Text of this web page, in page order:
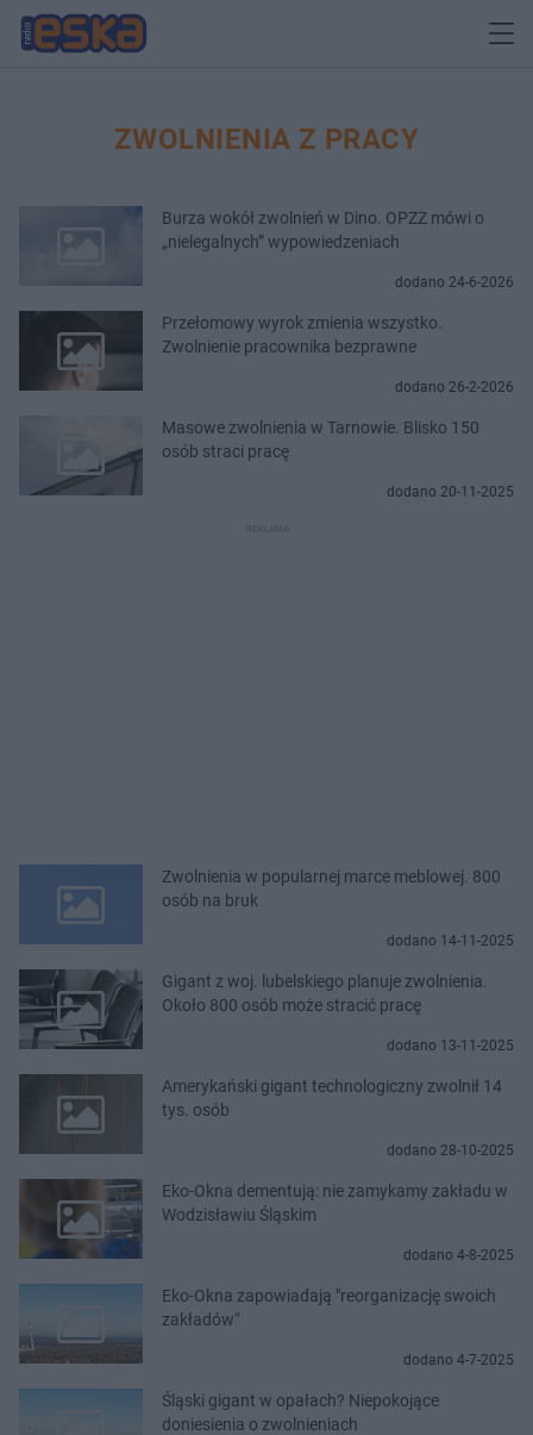
ZWOLNIENIA Z PRACY
Burza wokół zwolnień w Dino. OPZZ mówi o
„nielegalnych” wypowiedzeniach
dodano 24-6-2026
Przełomowy wyrok zmienia wszystko.
Zwolnienie pracownika bezprawne
dodano 26-2-2026
Masowe zwolnienia w Tarnowie. Blisko 150
osób straci pracę
dodano 20-11-2025
Zwolnienia w popularnej marce meblowej. 800
osób na bruk
dodano 14-11-2025
Gigant z woj. lubelskiego planuje zwolnienia.
Około 800 osób może stracić pracę
dodano 13-11-2025
Amerykański gigant technologiczny zwolnił 14
tys. osób
dodano 28-10-2025
Eko-Okna dementują: nie zamykamy zakładu w
Wodzisławiu Śląskim
dodano 4-8-2025
Eko-Okna zapowiadają "reorganizację swoich
zakładów"
dodano 4-7-2025
Śląski gigant w opałach? Niepokojące
doniesienia o zwolnieniach